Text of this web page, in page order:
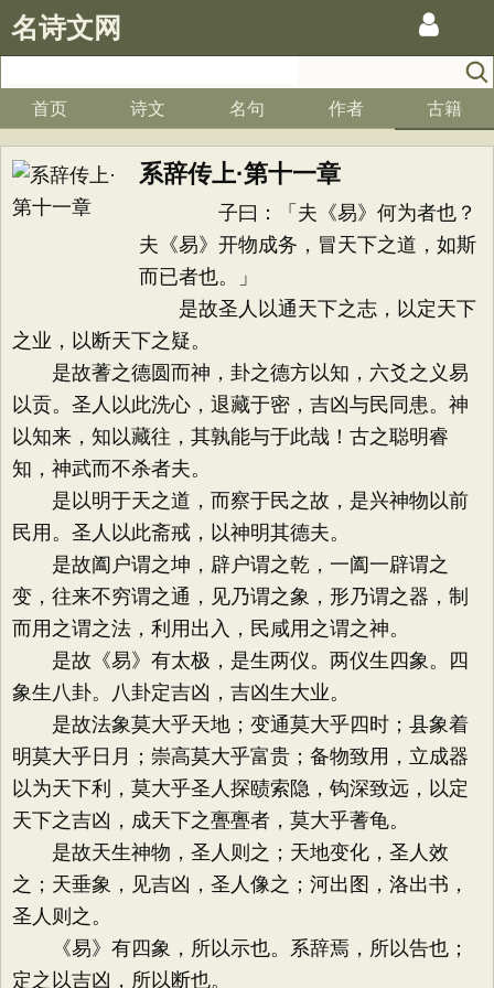
名诗文网
首页 诗文 名句 作者 古籍
系辞传上·第十一章
子曰：「夫《易》何为者也？
夫《易》开物成务，冒天下之道，如斯
而已者也。」
是故圣人以通天下之志，以定天下
之业，以断天下之疑。
是故蓍之德圆而神，卦之德方以知，六爻之义易
以贡。圣人以此洗心，退藏于密，吉凶与民同患。神
以知来，知以藏往，其孰能与于此哉！古之聪明睿
知，神武而不杀者夫。
是以明于天之道，而察于民之故，是兴神物以前
民用。圣人以此斋戒，以神明其德夫。
是故阖户谓之坤，辟户谓之乾，一阖一辟谓之
变，往来不穷谓之通，见乃谓之象，形乃谓之器，制
而用之谓之法，利用出入，民咸用之谓之神。
是故《易》有太极，是生两仪。两仪生四象。四
象生八卦。八卦定吉凶，吉凶生大业。
是故法象莫大乎天地；变通莫大乎四时；县象着
明莫大乎日月；崇高莫大乎富贵；备物致用，立成器
以为天下利，莫大乎圣人探赜索隐，钩深致远，以定
天下之吉凶，成天下之亹亹者，莫大乎蓍龟。
是故天生神物，圣人则之；天地变化，圣人效
之；天垂象，见吉凶，圣人像之；河出图，洛出书，
圣人则之。
《易》有四象，所以示也。系辞焉，所以告也；
定之以吉凶，所以断也。